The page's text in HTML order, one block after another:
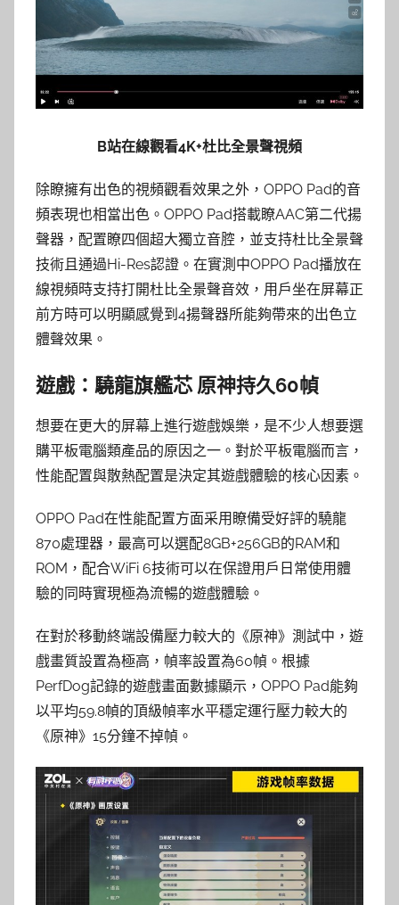
B站在線觀看4K+杜比全景聲視頻
除瞭擁有出色的視頻觀看效果之外，OPPO Pad的音
頻表現也相當出色。OPPO Pad搭載瞭AAC第二代揚
聲器，配置瞭四個超大獨立音腔，並支持杜比全景聲
技術且通過Hi-Res認證。在實測中OPPO Pad播放在
線視頻時支持打開杜比全景聲音效，用戶坐在屏幕正
前方時可以明顯感覺到4揚聲器所能夠帶來的出色立
體聲效果。
遊戲：驍龍旗艦芯 原神持久60幀
想要在更大的屏幕上進行遊戲娛樂，是不少人想要選
購平板電腦類產品的原因之一。對於平板電腦而言，
性能配置與散熱配置是決定其遊戲體驗的核心因素。
OPPO Pad在性能配置方面采用瞭備受好評的驍龍
870處理器，最高可以選配8GB+256GB的RAM和
ROM，配合WiFi 6技術可以在保證用戶日常使用體
驗的同時實現極為流暢的遊戲體驗。
在對於移動終端設備壓力較大的《原神》測試中，遊
戲畫質設置為極高，幀率設置為60幀。根據
PerfDog記錄的遊戲畫面數據顯示，OPPO Pad能夠
以平均59.8幀的頂級幀率水平穩定運行壓力較大的
《原神》15分鐘不掉幀。